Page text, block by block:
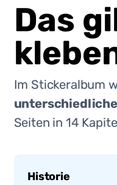
Das
Im Stickeralbum
Seiten in 14
Historie